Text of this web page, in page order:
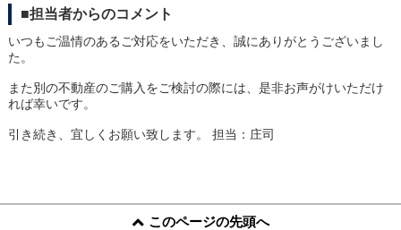
■担当者からのコメント
いつもご温情のあるご対応をいただき、誠にありがとうございまし
た。
また別の不動産のご購入をご検討の際には、是非お声がけいただけ
れば幸いです。
引き続き、宜しくお願い致します。 担当：庄司
このページの先頭へ